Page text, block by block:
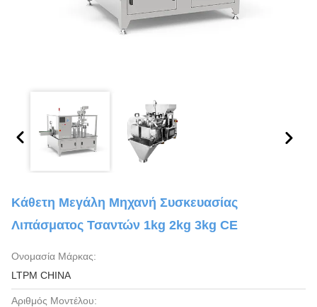
Κάθετη Μεγάλη Μηχανή Συσκευασίας
Λιπάσματος Τσαντών 1kg 2kg 3kg CE
Ονομασία Μάρκας:
LTPM CHINA
Αριθμός Μοντέλου: